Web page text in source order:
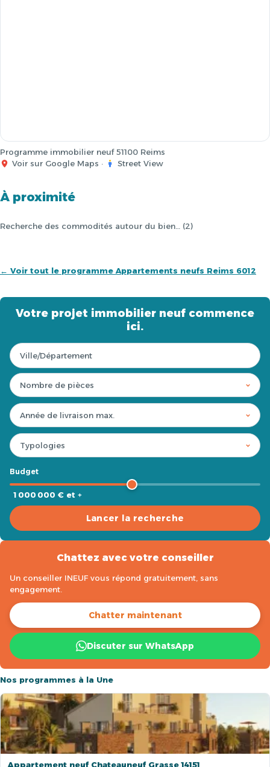
Programme immobilier neuf 51100 Reims
Voir sur Google Maps · Street View
À proximité
Recherche des commodités autour du bien… (2)
← Voir tout le programme Appartements neufs Reims 6012
Votre projet immobilier neuf commence
ici.
Budget
1 000 000 € et +
Lancer la recherche
Chattez avec votre conseiller
Un conseiller INEUF vous répond gratuitement, sans
engagement.
Chatter maintenant
Discuter sur WhatsApp
Nos programmes à la Une
Appartement neuf Chateauneuf Grasse 14151